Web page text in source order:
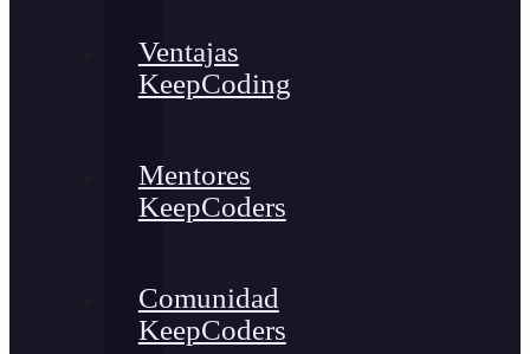
Ventajas
KeepCoding
Mentores
KeepCoders
Comunidad
KeepCoders